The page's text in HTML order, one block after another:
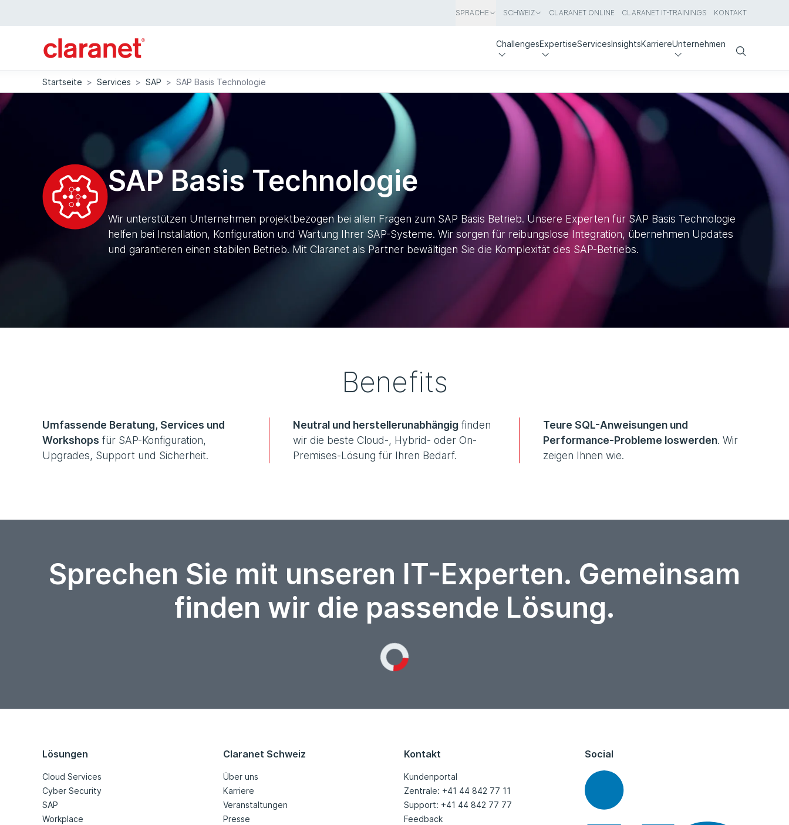
SPRACHE SCHWEIZ CLARANET ONLINE CLARANET IT-TRAININGS KONTAKT
ChallengesExpertiseServicesInsightsKarriereUnternehmen
Search
Startseite > Services > SAP > SAP Basis Technologie
SAP Basis Technologie
Wir unterstützen Unternehmen projektbezogen bei allen Fragen zum SAP Basis Betrieb. Unsere Experten für SAP Basis Technologie
helfen bei Installation, Konfiguration und Wartung Ihrer SAP-Systeme. Wir sorgen für reibungslose Integration, übernehmen Updates
und garantieren einen stabilen Betrieb. Mit Claranet als Partner bewältigen Sie die Komplexität des SAP-Betriebs.
Benefits
Umfassende Beratung, Services und
Workshops für SAP-Konfiguration,
Upgrades, Support und Sicherheit.
Neutral und herstellerunabhängig finden
wir die beste Cloud-, Hybrid- oder On-
Premises-Lösung für Ihren Bedarf.
Teure SQL-Anweisungen und
Performance-Probleme loswerden. Wir
zeigen Ihnen wie.
Sprechen Sie mit unseren IT-Experten. Gemeinsam
finden wir die passende Lösung.
Lösungen
Cloud Services
Cyber Security
SAP
Workplace
Claranet Schweiz
Über uns
Karriere
Veranstaltungen
Presse
Kontakt
Kundenportal
Zentrale: +41 44 842 77 11
Support: +41 44 842 77 77
Feedback
Social